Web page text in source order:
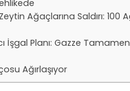
Ağaçlarına Saldırı: 100
İşgal Planı: Gazze
Ağırlaşıyor